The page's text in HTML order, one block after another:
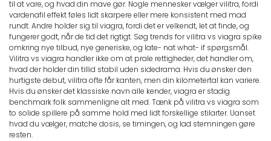
til at vare, og hvad din mave gør. Nogle mennesker vælger vilitra, fordi
vardenafil effekt føles lidt skarpere eller mere konsistent med mad
rundt. Andre holder sig til viagra, fordi det er velkendt, let at finde, og
fungerer godt, når de tid det rigtigt. Søg trends for vilitra vs viagra spike
omkring nye tilbud, nye generiske, og late- nat what- if spørgsmål.
Vilitra vs viagra handler ikke om at prale rettigheder, det handler om,
hvad der holder din tillid stabil uden sidedrama. Hvis du ønsker den
hurtigste debut, vilitra ofte får kanten, men din kilometertal kan variere.
Hvis du ønsker det klassiske navn alle kender, viagra er stadig
benchmark folk sammenligne alt med. Tænk på vilitra vs viagra som
to solide spillere på samme hold med lidt forskellige stilarter. Uanset
hvad du vælger, matche dosis, se timingen, og lad stemningen gøre
resten.